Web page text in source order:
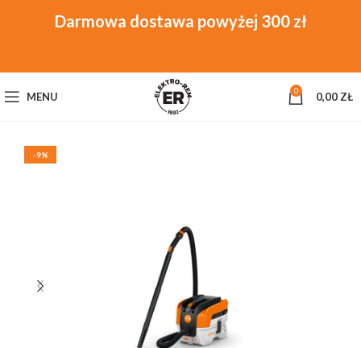
MENU 0 0,00 ZŁ
-9%